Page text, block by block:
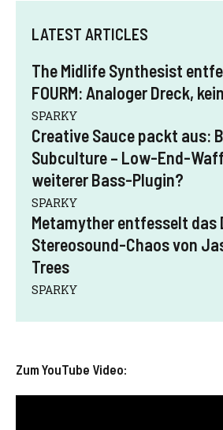
LATEST ARTICLES
The Midlife Synthesist
FOURM: Analoger Dreck,
SPARKY
Creative Sauce packt aus:
Subculture – Low-End-
weiterer Bass-Plugin?
SPARKY
Metamyther entfesselt das
Stereosound-Chaos von
Trees
SPARKY
Zum YouTube Video: